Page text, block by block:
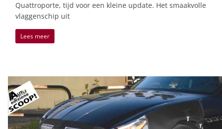
Quattroporte, tijd voor een kleine update. Het smaakvolle
vlaggenschip uit
Lees meer